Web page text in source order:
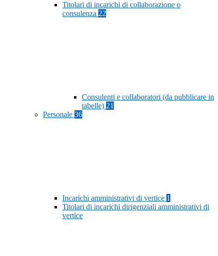
Titolari di incarichi di collaborazione o
consulenza 22
Consulenti e collaboratori (da pubblicare in
tabelle) 21
Personale 36
Incarichi amministrativi di vertice 1
Titolari di incarichi dirigenziali amministrativi di
vertice